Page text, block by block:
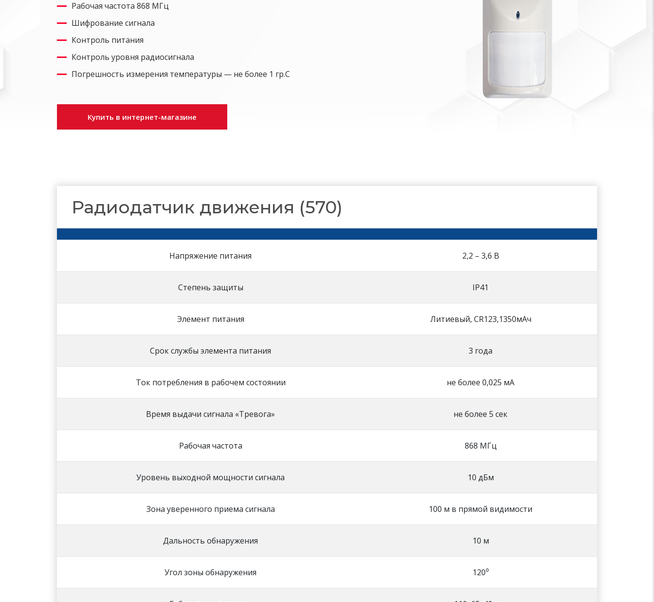
Рабочая частота 868 МГц
Шифрование сигнала
Контроль питания
Контроль уровня радиосигнала
Погрешность измерения температуры — не более 1 гр.С
Купить в интернет-магазине
Радиодатчик движения (570)
Напряжение питания 2,2 – 3,6 В
Степень защиты IP41
Элемент питания Литиевый, CR123,1350мАч
Срок службы элемента питания 3 года
Ток потребления в рабочем состоянии не более 0,025 мА
Время выдачи сигнала «Тревога» не более 5 сек
Рабочая частота 868 МГц
Уровень выходной мощности сигнала 10 дБм
Зона уверенного приема сигнала 100 м в прямой видимости
Дальность обнаружения 10 м
Угол зоны обнаружения 120⁰